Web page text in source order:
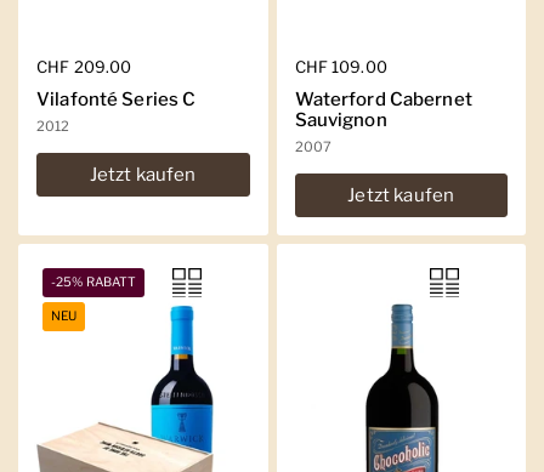
Regulärer Preis
CHF 209.00
Vilafonté Series C
2012
Jetzt kaufen
Regulärer Preis
CHF 109.00
Waterford Cabernet
Sauvignon
2007
Jetzt kaufen
-25% RABATT
NEU